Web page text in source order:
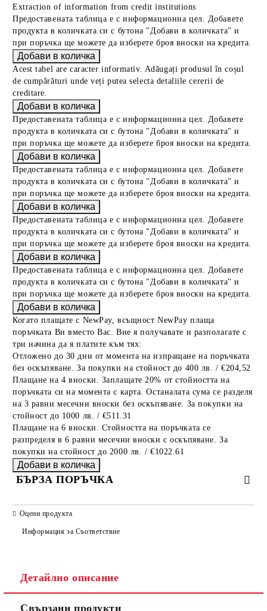
Extraction of information from credit institutions
Предоставената таблица е с информационна цел. Добавете
продукта в количката си с бутона "Добави в количката" и
при поръчка ще можете да изберете броя вноски на кредита.
Acest tabel are caracter informativ. Adăugați produsul în coșul
de cumpărături unde veți putea selecta detaliile cererii de
creditare.
Предоставената таблица е с информационна цел. Добавете
продукта в количката си с бутона "Добави в количката" и
при поръчка ще можете да изберете броя вноски на кредита.
Предоставената таблица е с информационна цел. Добавете
продукта в количката си с бутона "Добави в количката" и
при поръчка ще можете да изберете броя вноски на кредита.
Предоставената таблица е с информационна цел. Добавете
продукта в количката си с бутона "Добави в количката" и
при поръчка ще можете да изберете броя вноски на кредита.
Предоставената таблица е с информационна цел. Добавете
продукта в количката си с бутона "Добави в количката" и
при поръчка ще можете да изберете броя вноски на кредита.
Когато плащате с NewPay, всъщност NewPay плаща
поръчката Ви вместо Вас. Вие я получавате и разполагате с
три начина да я платите към тях:
Отложено до 30 дни от момента на изпращане на поръчката
без оскъпяване. За покупки на стойност до 400 лв. / €204,52
Плащане на 4 вноски. Заплащате 20% от стойността на
поръчката си на момента с карта. Останалата сума се разделя
на 3 равни месечни вноски без оскъпяване. За покупки на
стойност до 1000 лв. / €511.31
Плащане на 6 вноски. Стойността на поръчката се
разпределя в 6 равни месечни вноски с оскъпяване. За
покупки на стойност до 2000 лв. / €1022.61
БЪРЗА ПОРЪЧКА
Съгласен съм с
Ние ще се свържем с вас в рамките на работния ден.
Оцени продукта
Информация за Съответствие
Детайлно описание
Свързани продукти